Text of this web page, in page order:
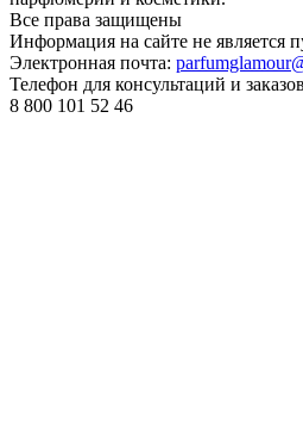
Все права защищены
Информация на сайте не является
Электронная почта:
Телефон для консультаций и
8 800 101 52 46